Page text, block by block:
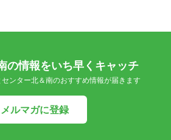
の情報をいち早くキャッチ
ンター北＆南のおすすめ情報が届きます
メルマガに登録